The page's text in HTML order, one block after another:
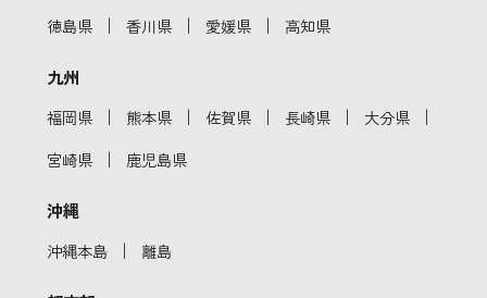
徳島県 ｜ 香川県 ｜ 愛媛県 ｜ 高知県
九州
福岡県 ｜ 熊本県 ｜ 佐賀県 ｜ 長崎県 ｜ 大分県 ｜
宮崎県 ｜ 鹿児島県
沖縄
沖縄本島 ｜ 離島